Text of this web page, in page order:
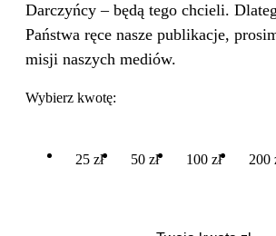
Darczyńcy – będą tego chcieli.
Państwa ręce nasze publikacje,
misji naszych mediów.
Wybierz kwotę:
25 zł 50 zł 100 zł 200